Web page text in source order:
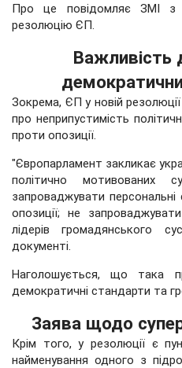
Про це повідомляє ЗМІ з
резолюцію ЄП.
Важливість
Зокрема, ЄП у новій
про неприпустимість
проти опозиції.
"Європарламент закликає
політично мотивованих
запроваджувати персональні
опозиції; не
лідерів громадянського
документі.
Наголошується, що така
демократичні стандарти та
Заява щодо
Крім того, у резолюції є
найменування одного з